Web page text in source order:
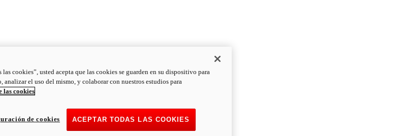
cookies”, usted acepta que las cookies se guarden en su dispositivo para
el uso del mismo, y colaborar con nuestros estudios para
las cookies
ACEPTAR TODAS LAS COOKIES
de cookies